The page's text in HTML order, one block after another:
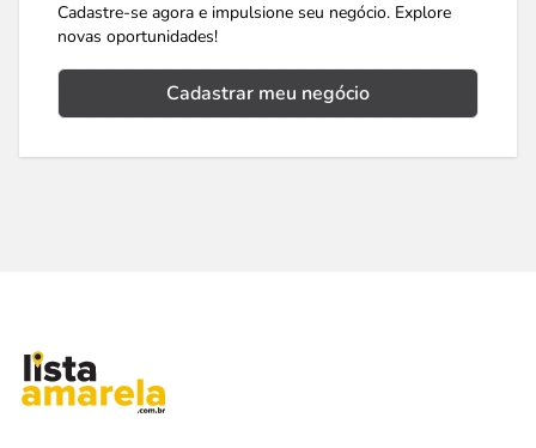
Cadastre-se agora e impulsione seu negócio. Explore
novas oportunidades!
Cadastrar meu negócio